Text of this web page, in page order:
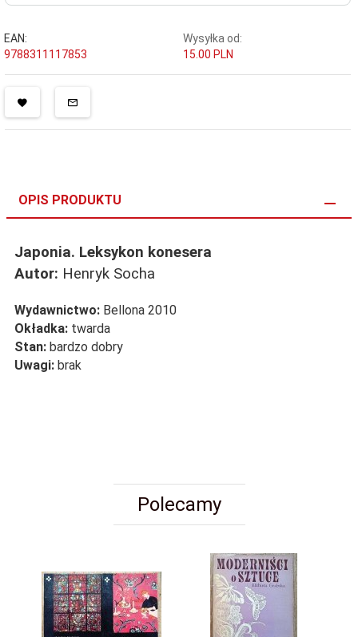
EAN:
9788311117853
Wysyłka od:
15.00 PLN
OPIS PRODUKTU
Japonia. Leksykon konesera
Autor: Henryk Socha
Wydawnictwo: Bellona 2010
Okładka: twarda
Stan: bardzo dobry
Uwagi: brak
Polecamy